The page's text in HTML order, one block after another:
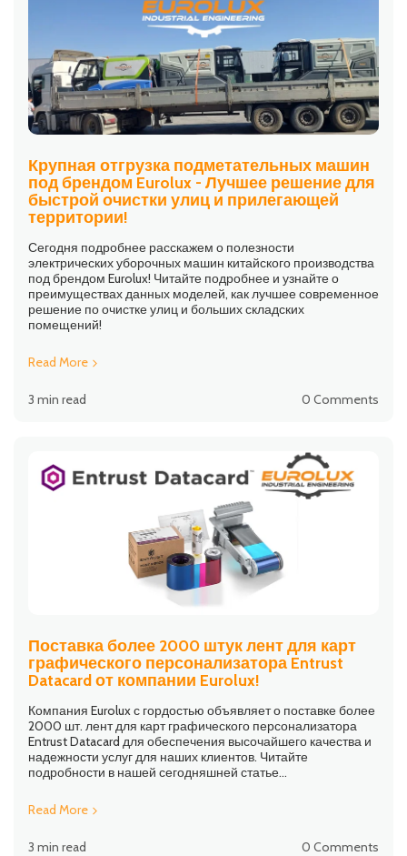
Крупная отгрузка подметательных машин
под брендом Eurolux - Лучшее решение для
быстрой очистки улиц и прилегающей
территории!
Сегодня подробнее расскажем о полезности
электрических уборочных машин китайского производства
под брендом Eurolux! Читайте подробнее и узнайте о
преимуществах данных моделей, как лучшее современное
решение по очистке улиц и больших складских
помещений!
Read More
3 min read 0 Comments
Поставка более 2000 штук лент для карт
графического персонализатора Entrust
Datacard от компании Eurolux!
Компания Eurolux с гордостью объявляет о поставке более
2000 шт. лент для карт графического персонализатора
Entrust Datacard для обеспечения высочайшего качества и
надежности услуг для наших клиентов. Читайте
подробности в нашей сегодняшней статье...
Read More
3 min read 0 Comments